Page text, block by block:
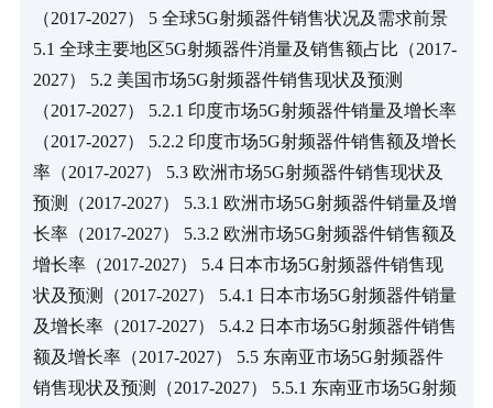
（2017-2027） 5 全球5G射频器件销售状况及需求前景
5.1 全球主要地区5G射频器件消量及销售额占比（2017-
2027） 5.2 美国市场5G射频器件销售现状及预测
（2017-2027） 5.2.1 印度市场5G射频器件销量及增长率
（2017-2027） 5.2.2 印度市场5G射频器件销售额及增长
率（2017-2027） 5.3 欧洲市场5G射频器件销售现状及
预测（2017-2027） 5.3.1 欧洲市场5G射频器件销量及增
长率（2017-2027） 5.3.2 欧洲市场5G射频器件销售额及
增长率（2017-2027） 5.4 日本市场5G射频器件销售现
状及预测（2017-2027） 5.4.1 日本市场5G射频器件销量
及增长率（2017-2027） 5.4.2 日本市场5G射频器件销售
额及增长率（2017-2027） 5.5 东南亚市场5G射频器件
销售现状及预测（2017-2027） 5.5.1 东南亚市场5G射频